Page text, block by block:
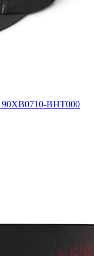
90XB0710-BHT000